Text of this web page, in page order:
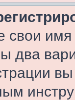
свои
два